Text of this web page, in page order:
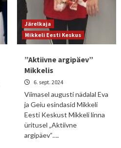
Järelkaja
Mikkeli Eesti Keskus
”Aktiivne argipäev”
Mikkelis
6. sept. 2024
Viimasel augusti nädalal Eva
ja Geiu esindasid Mikkeli
Eesti Keskust Mikkeli linna
üritusel „Aktiivne
argipäev”….